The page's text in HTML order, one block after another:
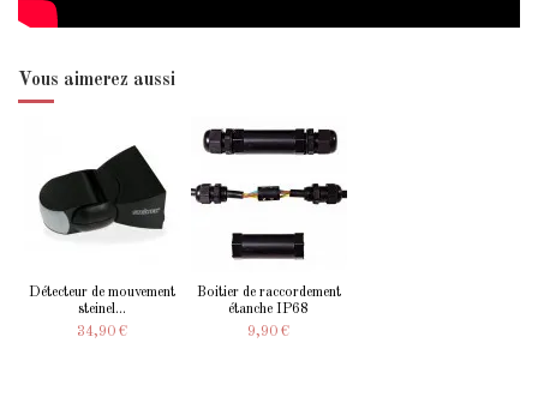
Vous aimerez aussi
Détecteur de mouvement
steinel...
34,90 €
Boitier de raccordement
étanche IP68
9,90 €